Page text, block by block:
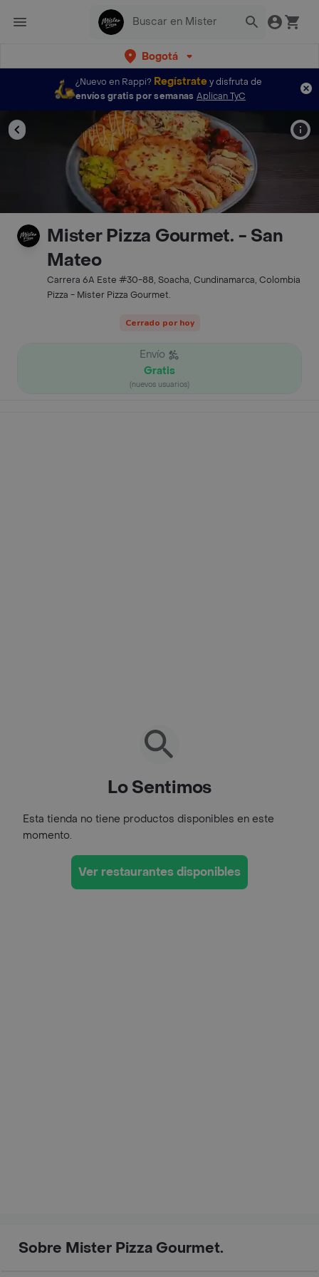
Bogotá
¿Nuevo en Rappi? Regístratey disfruta de
envíos gratis por semanas Aplican TyC
Mister Pizza Gourmet. - San
Mateo
Carrera 6A Este #30-88, Soacha, Cundinamarca, Colombia
Pizza - Mister Pizza Gourmet.
Cerrado por hoy
Envío
Gratis
(nuevos usuarios)
Lo Sentimos
Esta tienda no tiene productos disponibles en este
momento.
Ver restaurantes disponibles
Sobre Mister Pizza Gourmet.